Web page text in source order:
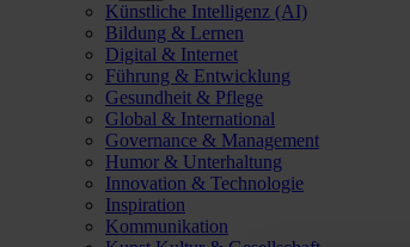
Künstliche Intelligenz (AI)
Bildung & Lernen
Digital & Internet
Führung & Entwicklung
Gesundheit & Pflege
Global & International
Governance & Management
Humor & Unterhaltung
Innovation & Technologie
Inspiration
Kommunikation